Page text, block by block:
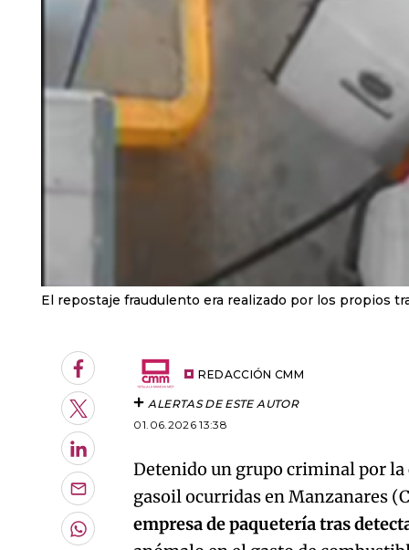
El repostaje fraudulento era realizado por los propios
Facebook
Twitter
LinkedIn
Enviar
por
Email
Whatsapp
REDACCIÓN CMM
ALERTAS DE ESTE AUTOR
01.06.2026 13:38
Detenido un grupo criminal por la
gasoil ocurridas en Manzanares
empresa de paquetería tras